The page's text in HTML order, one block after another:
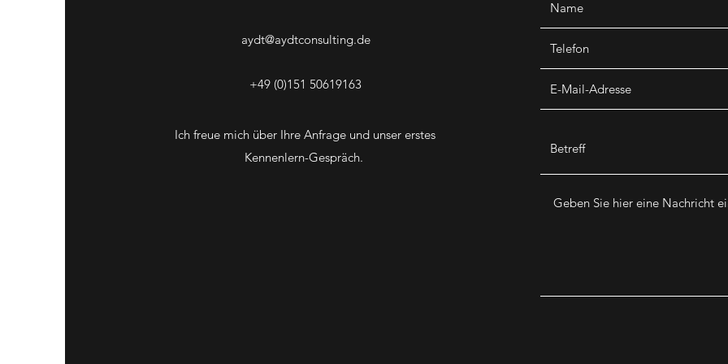
aydt@aydtconsulting.de
+49 (0)151 50619163
Ich freue mich über Ihre Anfrage und unser erstes
Kennenlern-Gespräch.